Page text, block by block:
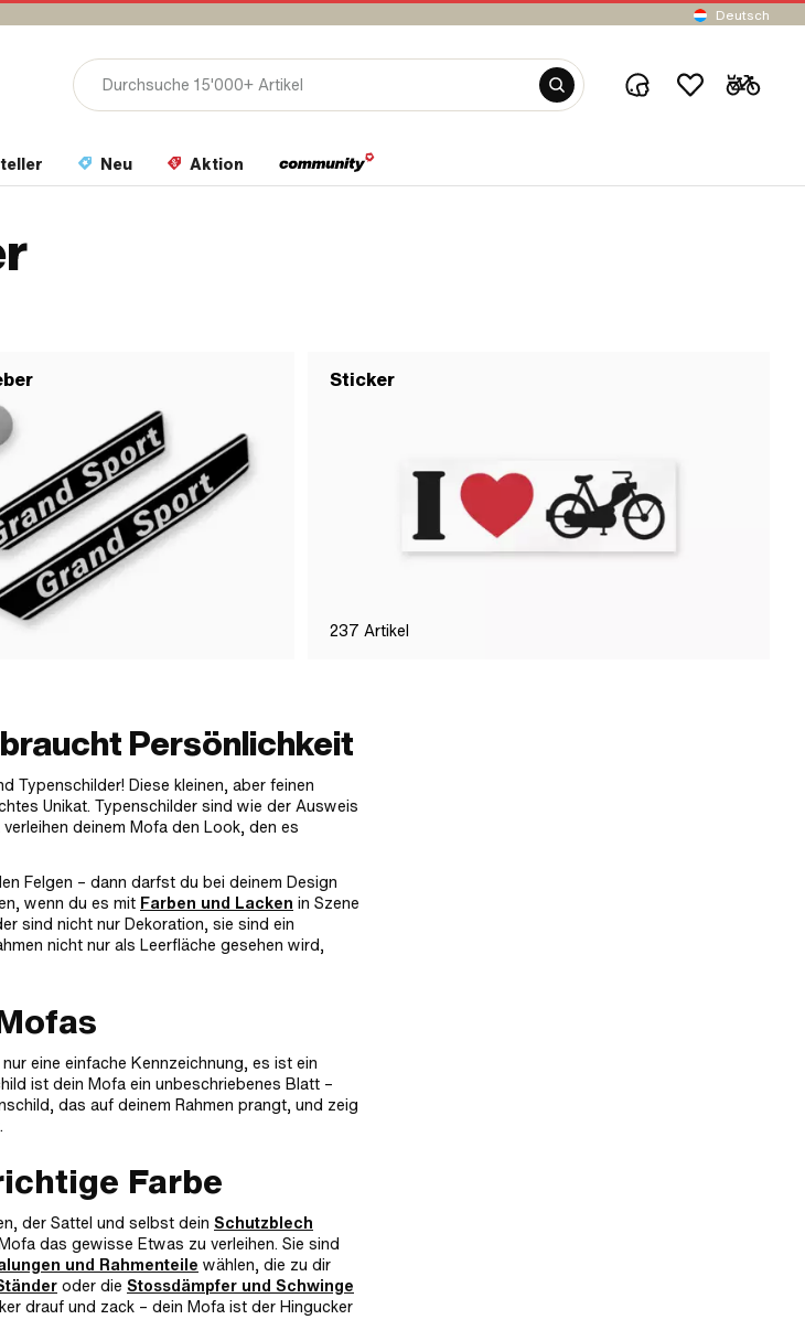
Deutsch
Neu Aktion
Sticker
237 Artikel
Persönlichkeit
Typenschilder! Diese kleinen, aber feinen
Unikat. Typenschilder sind wie der Ausweis
deinem Mofa den Look, den es
Felgen – dann darfst du bei deinem Design
wenn du es mit Farben und Lacken in Szene
sind nicht nur Dekoration, sie sind ein
nicht nur als Leerfläche gesehen wird,
eine einfache Kennzeichnung, es ist ein
ist dein Mofa ein unbeschriebenes Blatt –
das auf deinem Rahmen prangt, und zeig
Farbe
der Sattel und selbst dein Schutzblech
das gewisse Etwas zu verleihen. Sie sind
und Rahmenteile wählen, die zu dir
oder die Stossdämpfer und Schwinge
drauf und zack – dein Mofa ist der Hingucker